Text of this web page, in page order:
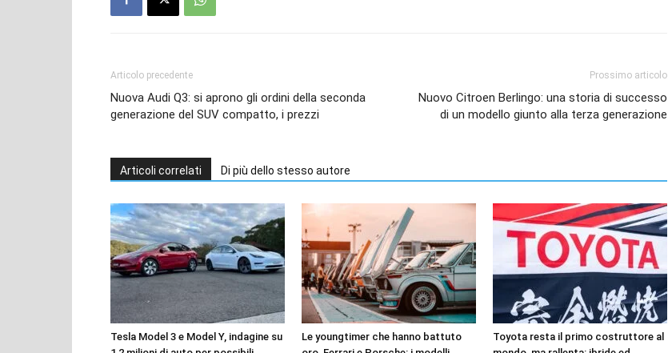
Articolo precedente
Nuova Audi Q3: si aprono gli ordini della seconda
generazione del SUV compatto, i prezzi
Prossimo articolo
Nuovo Citroen Berlingo: una storia di successo
di un modello giunto alla terza generazione
Articoli correlati Di più dello stesso autore
Tesla Model 3 e Model Y, indagine su
Le youngtimer che hanno battuto
Toyota resta il primo costruttore al